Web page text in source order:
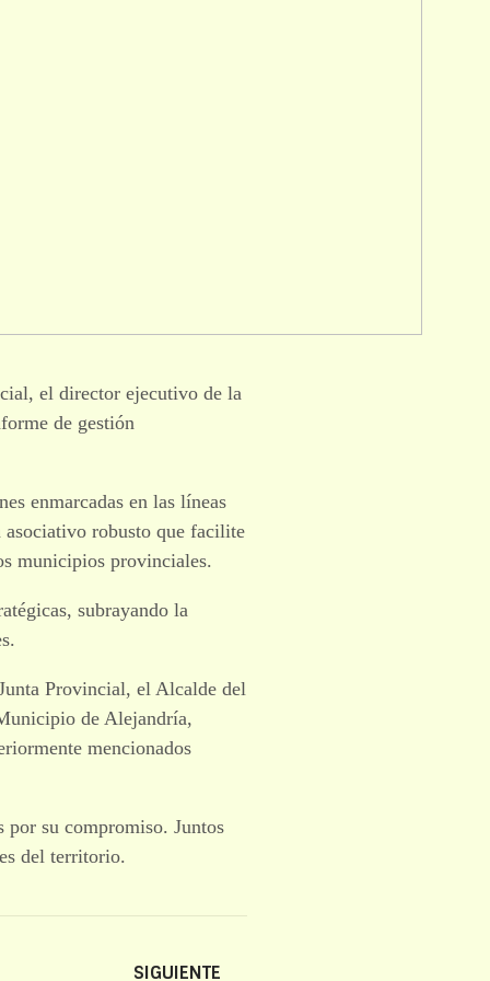
el director ejecutivo de la
de gestión
enmarcadas en las líneas
asociativo robusto que facilite
municipios provinciales.
subrayando la
Provincial, el Alcalde del
de Alejandría,
mencionados
por su compromiso. Juntos
del territorio.
SIGUIENTE